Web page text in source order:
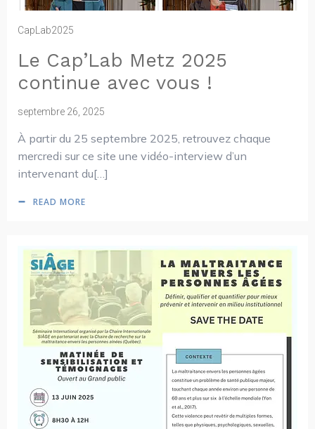
CapLab2025
Le Cap’Lab Metz 2025
continue avec vous !
septembre 26, 2025
À partir du 25 septembre 2025, retrouvez chaque
mercredi sur ce site une vidéo-interview d’un
intervenant du[…]
READ MORE